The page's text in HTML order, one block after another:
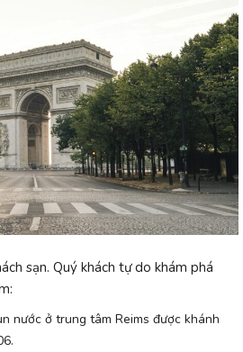
sạn. Quý khách tự do khám phá
nước ở trung tâm Reims được khánh